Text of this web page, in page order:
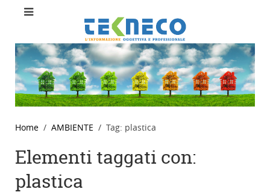
Home AMBIENTE Tag: plastica
Elementi taggati con:
plastica